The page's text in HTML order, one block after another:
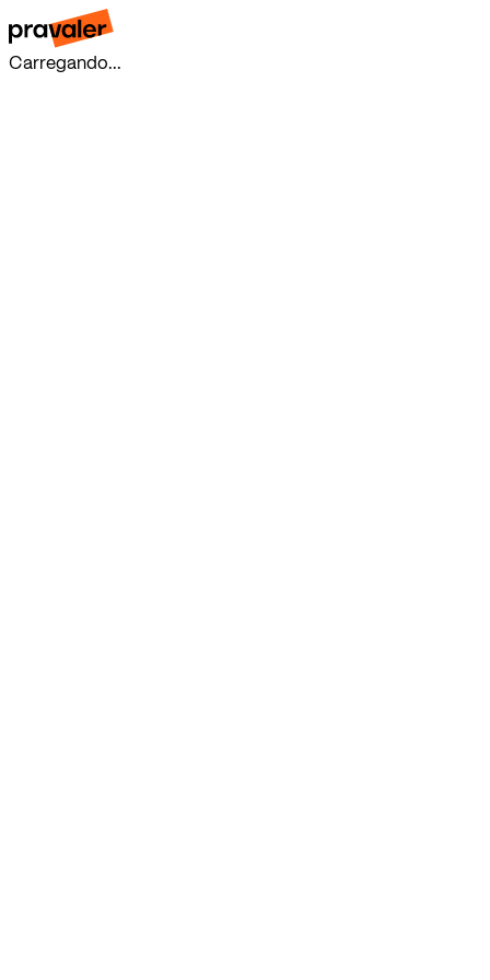
Carregando...